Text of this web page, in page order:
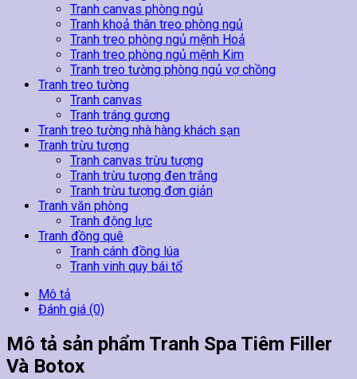
Tranh canvas phòng ngủ
Tranh khoả thân treo phòng ngủ
Tranh treo phòng ngủ mệnh Hoả
Tranh treo phòng ngủ mệnh Kim
Tranh treo tường phòng ngủ vợ chồng
Tranh treo tường
Tranh canvas
Tranh tráng gương
Tranh treo tường nhà hàng khách sạn
Tranh trừu tượng
Tranh canvas trừu tượng
Tranh trừu tượng đen trắng
Tranh trừu tượng đơn giản
Tranh văn phòng
Tranh động lực
Tranh đồng quê
Tranh cánh đồng lúa
Tranh vinh quy bái tổ
Mô tả
Đánh giá (0)
Mô tả sản phẩm Tranh Spa Tiêm Filler
Và Botox